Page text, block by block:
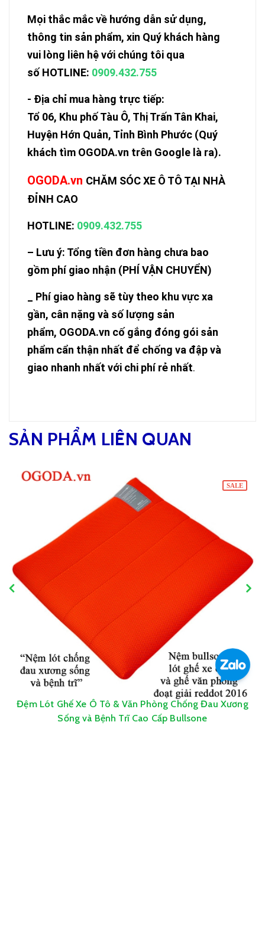
Mọi thắc mắc về hướng dẫn sử dụng,
thông tin sản phẩm, xin Quý khách hàng
vui lòng liên hệ với chúng tôi qua
số HOTLINE: 0909.432.755
- Địa chỉ mua hàng trực tiếp:
Tổ 06, Khu phố Tàu Ô, Thị Trấn Tân Khai,
Huyện Hớn Quản, Tỉnh Bình Phước (Quý
khách tìm OGODA.vn trên Google là ra).
OGODA.vn CHĂM SÓC XE Ô TÔ TẠI NHÀ
ĐỈNH CAO
HOTLINE: 0909.432.755
– Lưu ý: Tổng tiền đơn hàng chưa bao
gồm phí giao nhận (PHÍ VẬN CHUYỂN)
_ Phí giao hàng sẽ tùy theo khu vực xa
gần, cân nặng và số lượng sản
phẩm, OGODA.vn cố gắng đóng gói sản
phẩm cẩn thận nhất để chống va đập và
giao nhanh nhất với chi phí rẻ nhất.
SẢN PHẨM LIÊN QUAN
SALE
Đệm Lót Ghế Xe Ô Tô & Văn Phòng Chống Đau Xương
Sống và Bệnh Trĩ Cao Cấp Bullsone